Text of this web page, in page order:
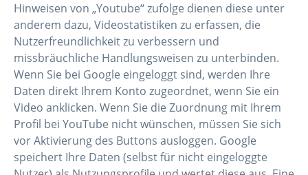
Hinweisen von „Youtube“ zufolge dienen diese unter
anderem dazu, Videostatistiken zu erfassen, die
Nutzerfreundlichkeit zu verbessern und
missbräuchliche Handlungsweisen zu unterbinden.
Wenn Sie bei Google eingeloggt sind, werden Ihre
Daten direkt Ihrem Konto zugeordnet, wenn Sie ein
Video anklicken. Wenn Sie die Zuordnung mit Ihrem
Profil bei YouTube nicht wünschen, müssen Sie sich
vor Aktivierung des Buttons ausloggen. Google
speichert Ihre Daten (selbst für nicht eingeloggte